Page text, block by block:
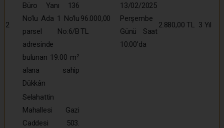
2
Büro Yanı 136
No’lu Ada 1 No’lu
parsel No:6/B
adresinde
bulunan 19.00 m²
alana sahip
Dükkân
96.000,00
TL
13/02/2025
Perşembe
Günü Saat
10:00’da
2.880,00 TL 3 Yıl
Selahattin
Mahallesi Gazi
Caddesi 503.